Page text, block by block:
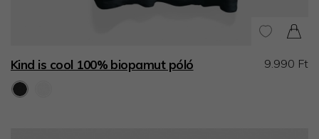
Kind is cool 100% biopamut póló 9.990 Ft